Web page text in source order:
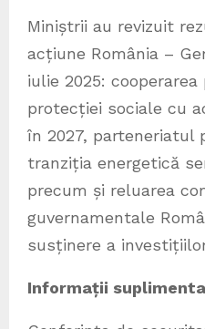
Miniștrii au revizuit
acțiune România –
iulie 2025:
protecției sociale cu
în 2027, parteneriatul
tranziția energetică
precum și reluarea
guvernamentale
susținere a
Informații